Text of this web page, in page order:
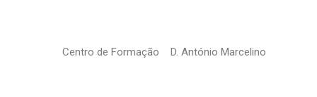
Centro de Formação D. António Marcelino